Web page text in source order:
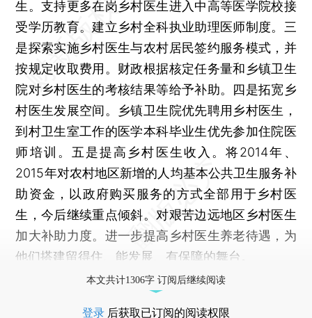
生。支持更多在岗乡村医生进入中高等医学院校接
受学历教育。建立乡村全科执业助理医师制度。三
是探索实施乡村医生与农村居民签约服务模式，并
按规定收取费用。财政根据核定任务量和乡镇卫生
院对乡村医生的考核结果等给予补助。四是拓宽乡
村医生发展空间。乡镇卫生院优先聘用乡村医生，
到村卫生室工作的医学本科毕业生优先参加住院医
师培训。五是提高乡村医生收入。将2014年、
2015年对农村地区新增的人均基本公共卫生服务补
助资金，以政府购买服务的方式全部用于乡村医
生，今后继续重点倾斜。对艰苦边远地区乡村医生
加大补助力度。进一步提高乡村医生养老待遇，为
他们搭建留得住、能发展、有保障的舞台。
本文共计1306字 订阅后继续阅读
登录 后获取已订阅的阅读权限